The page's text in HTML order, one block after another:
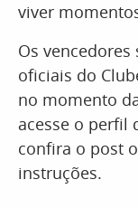
viver
Os
oficiais do
no momento
acesse o perfil
confira o post
instruções.